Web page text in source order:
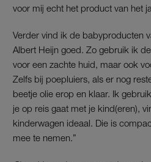
voor mij echt het product van het
Verder vind ik de babyproducten
Albert Heijn goed. Zo gebruik ik
voor een zachte huid, maar ook
Zelfs bij poepluiers, als er nog
beetje olie erop en klaar. Ik
je op reis gaat met je kind(eren),
kinderwagen ideaal. Die is
mee te nemen.”